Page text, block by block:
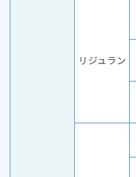
リジュラン